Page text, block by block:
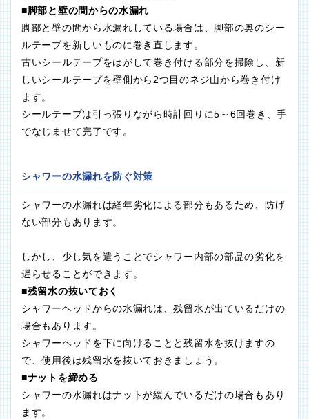
■脚部と壁の間からの水漏れ
脚部と壁の間から水漏れしている場合は、脚部の奥のシー
ルテープを新しいものに巻き直します。
古いシールテープをはがして巻き付ける部分を掃除し、新
しいシールテープを壁側から2つ目のネジ山から巻き付け
ます。
シールテープは引っ張りながら時計回りに5～6回巻き、手
でなじませて完了です。
シャワーの水漏れを防ぐ対策
シャワーの水漏れは経年劣化による部分もあるため、防げ
ない部分もあります。
しかし、少し気を遣うことでシャワー内部の部品の劣化を
遅らせることができます。
■残留水の抜いておく
シャワーヘッドからの水漏れは、残留水が出ているだけの
場合もあります。
シャワーヘッドを下に向けることと残留水を抜けますの
で、使用後は残留水を抜いておきましょう。
■ナットを締める
シャワーの水漏れはナットが緩んでいるだけの場合もあり
ます。